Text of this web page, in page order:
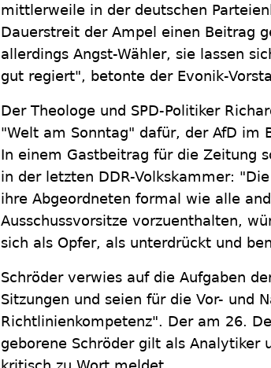
mittlerweile in der deutschen
Dauerstreit der Ampel einen Beitrag
allerdings Angst-Wähler, sie lassen
gut regiert", betonte der Evonik-
Der Theologe und SPD-Politiker
"Welt am Sonntag" dafür, der AfD im
In einem Gastbeitrag für die Zeitung
in der letzten DDR-Volkskammer:
ihre Abgeordneten formal wie alle
Ausschussvorsitze vorzuenthalten,
sich als Opfer, als unterdrückt und
Schröder verwies auf die Aufgaben
Sitzungen und seien für die Vor- und
Richtlinienkompetenz". Der am 26.
geborene Schröder gilt als Analytiker